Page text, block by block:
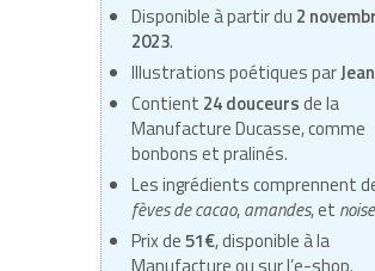
Disponible à partir du 2
2023.
Illustrations poétiques par
Contient 24 douceursde la
Manufacture Ducasse, comme
bonbons et pralinés.
Les ingrédients comprennent
fèves de cacao,amandes, et
Prix de51€, disponible à la
Manufacture ou sur l’e-shop.